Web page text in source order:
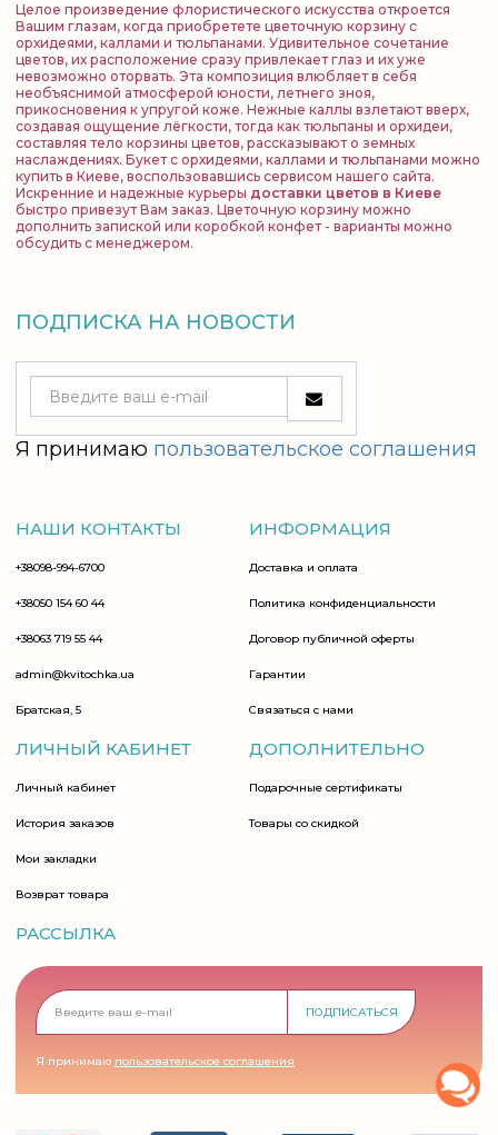
Целое произведение флористического искусства откроется
Вашим глазам, когда приобретете цветочную корзину с
орхидеями, каллами и тюльпанами. Удивительное сочетание
цветов, их расположение сразу привлекает глаз и их уже
невозможно оторвать. Эта композиция влюбляет в себя
необъяснимой атмосферой юности, летнего зноя,
прикосновения к упругой коже. Нежные каллы взлетают вверх,
создавая ощущение лёгкости, тогда как тюльпаны и орхидеи,
составляя тело корзины цветов, рассказывают о земных
наслаждениях. Букет с орхидеями, каллами и тюльпанами можно
купить в Киеве, воспользовавшись сервисом нашего сайта.
Искренние и надежные курьеры доставки цветов в Киеве
быстро привезут Вам заказ. Цветочную корзину можно
дополнить запиской или коробкой конфет - варианты можно
обсудить с менеджером.
ПОДПИСКА НА НОВОСТИ
Я принимаю пользовательское соглашения
НАШИ КОНТАКТЫ
+38098-994-6700
+38050 154 60 44
+38063 719 55 44
admin@kvitochka.ua
Братская, 5
ИНФОРМАЦИЯ
Доставка и оплата
Политика конфиденциальности
Договор публичной оферты
Гарантии
Связаться с нами
ЛИЧНЫЙ КАБИНЕТ
Личный кабинет
История заказов
Мои закладки
Возврат товара
ДОПОЛНИТЕЛЬНО
Подарочные сертификаты
Товары со скидкой
РАССЫЛКА
ПОДПИСАТЬСЯ
Я принимаю пользовательское соглашения